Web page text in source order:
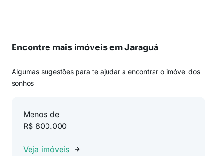
Encontre mais imóveis em Jaraguá
Algumas sugestões para te ajudar a encontrar o imóvel dos
sonhos
Menos de
R$ 800.000
Veja imóveis